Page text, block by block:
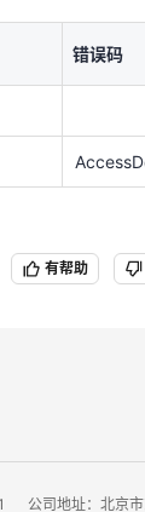
错误码
有帮助
公司地址：北京